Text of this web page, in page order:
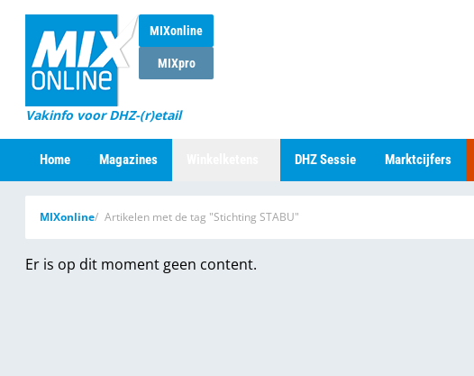
MIXonline
MIXpro
Vakinfo voor DHZ-(r)etail
Home Magazines DHZ Sessie Marktcijfers
MIXonline Artikelen met de tag "Stichting STABU"
Er is op dit moment geen content.